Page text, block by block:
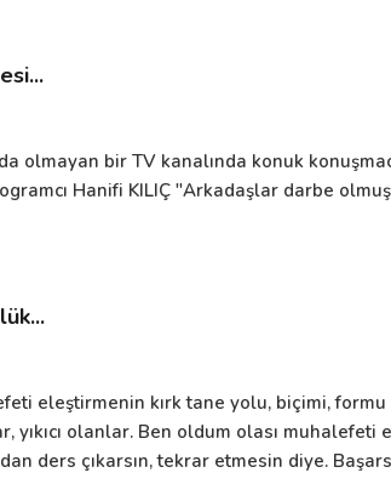
olmayan bir TV kanalında konuk
Hanifi KILIÇ "Arkadaşlar darbe
eleştirmenin kırk tane yolu, biçimi,
yıkıcı olanlar. Ben oldum olası
ders çıkarsın, tekrar etmesin diye.